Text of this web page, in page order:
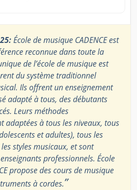
École de musique CADENCE est
reconnue dans toute la
de l’école de musique est
du système traditionnel
Ils offrent un enseignement
adapté à tous, des débutants
Leurs méthodes
adaptées à tous les niveaux, tous
et adultes), tous les
styles musicaux, et sont
professionnels. École
propose des cours de musique
à cordes.”